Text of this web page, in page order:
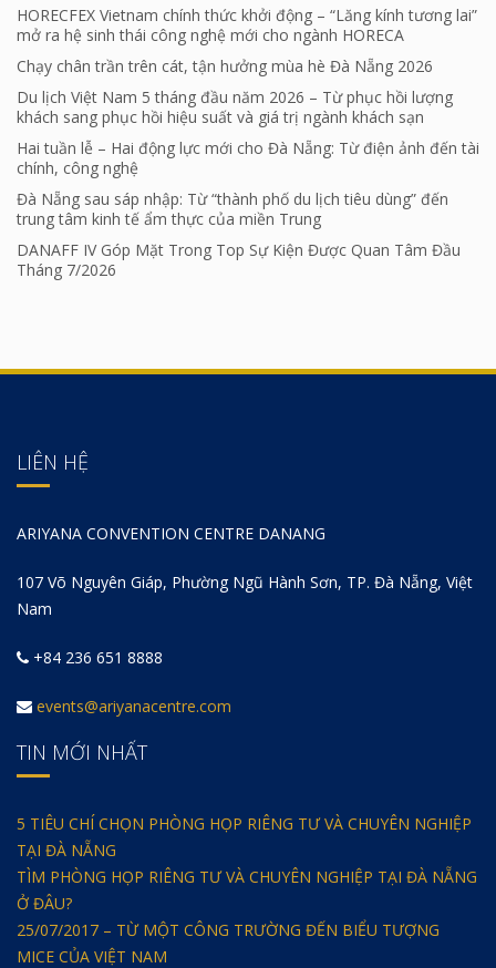
HORECFEX Vietnam chính thức khởi động – “Lăng kính tương lai”
mở ra hệ sinh thái công nghệ mới cho ngành HORECA
Chạy chân trần trên cát, tận hưởng mùa hè Đà Nẵng 2026
Du lịch Việt Nam 5 tháng đầu năm 2026 – Từ phục hồi lượng
khách sang phục hồi hiệu suất và giá trị ngành khách sạn
Hai tuần lễ – Hai động lực mới cho Đà Nẵng: Từ điện ảnh đến tài
chính, công nghệ
Đà Nẵng sau sáp nhập: Từ “thành phố du lịch tiêu dùng” đến
trung tâm kinh tế ẩm thực của miền Trung
DANAFF IV Góp Mặt Trong Top Sự Kiện Được Quan Tâm Đầu
Tháng 7/2026
LIÊN HỆ
ARIYANA CONVENTION CENTRE DANANG
107 Võ Nguyên Giáp, Phường Ngũ Hành Sơn, TP. Đà Nẵng, Việt
Nam
+84 236 651 8888
events@ariyanacentre.com
TIN MỚI NHẤT
5 TIÊU CHÍ CHỌN PHÒNG HỌP RIÊNG TƯ VÀ CHUYÊN NGHIỆP
TẠI ĐÀ NẴNG
TÌM PHÒNG HỌP RIÊNG TƯ VÀ CHUYÊN NGHIỆP TẠI ĐÀ NẴNG
Ở ĐÂU?
25/07/2017 – TỪ MỘT CÔNG TRƯỜNG ĐẾN BIỂU TƯỢNG
MICE CỦA VIỆT NAM